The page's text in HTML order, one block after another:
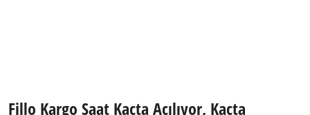
Fillo Kargo Saat Kaçta Açılıyor, Kaçta